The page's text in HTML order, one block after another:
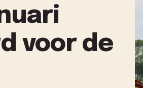
voor de